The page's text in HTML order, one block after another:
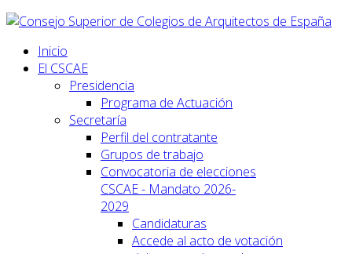
Inicio
El CSCAE
Presidencia
Programa de Actuación
Secretaría
Perfil del contratante
Grupos de trabajo
Convocatoria de elecciones
CSCAE - Mandato 2026-
2029
Candidaturas
Accede al acto de votación